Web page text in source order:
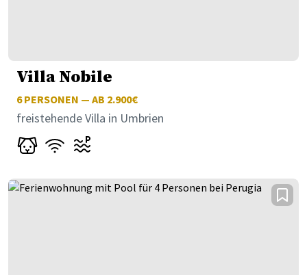
Villa Nobile
6PERSONEN — AB 2.900€
freistehende Villa in Umbrien